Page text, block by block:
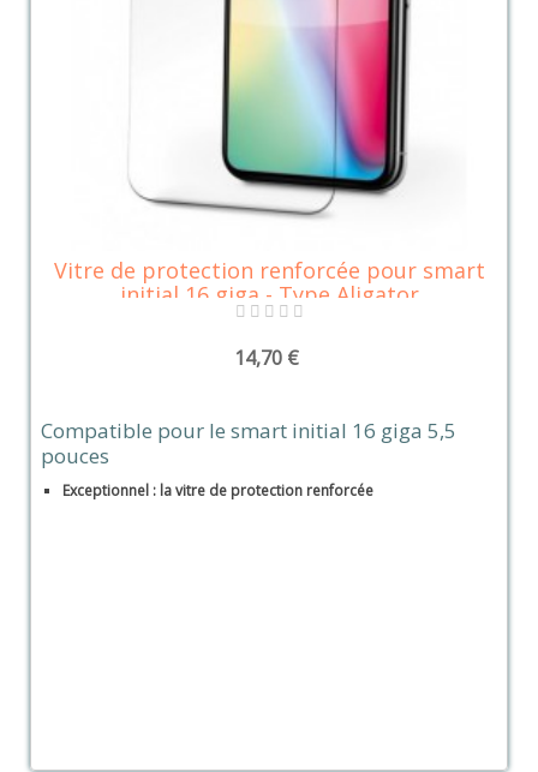
Vitre de protection renforcée pour smart
initial 16 giga - Type Aligator
14,70 €
Compatible pour le smart initial 16 giga 5,5
pouces
Exceptionnel : la vitre de protection renforcée